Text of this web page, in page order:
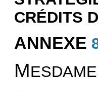
CRÉDITS
ANNEXE
M